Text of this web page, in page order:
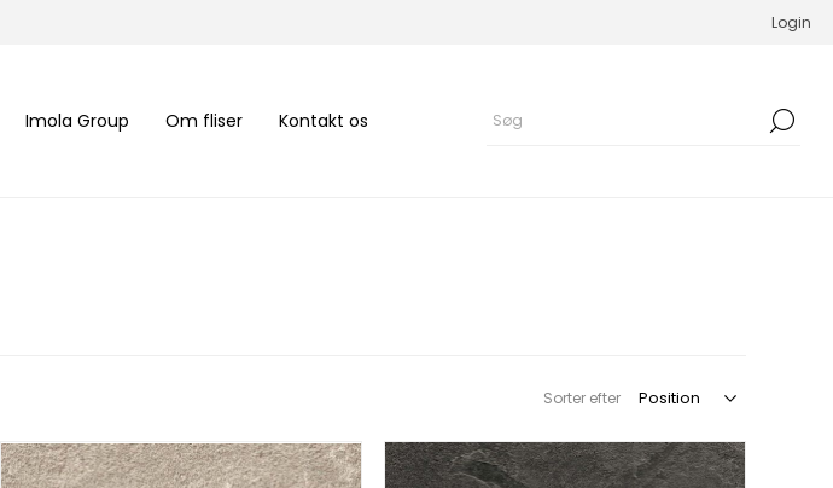
Login
Imola Group Om fliser Kontakt os
Sorter efter